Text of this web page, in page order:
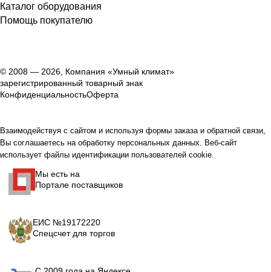
Каталог оборудования
Помощь покупателю
© 2008 — 2026, Компания «Умный климат»
зарегистрированный товарный знак
КонфиденциальностьОферта
Взаимодействуя с сайтом и используя формы заказа и обратной связи,
Вы соглашаетесь на обработку персональных данных. Веб-сайт
использует файлы идентификации пользователей cookie.
Мы есть на
Портале поставщиков
ЕИС №19172220
Спецсчет для торгов